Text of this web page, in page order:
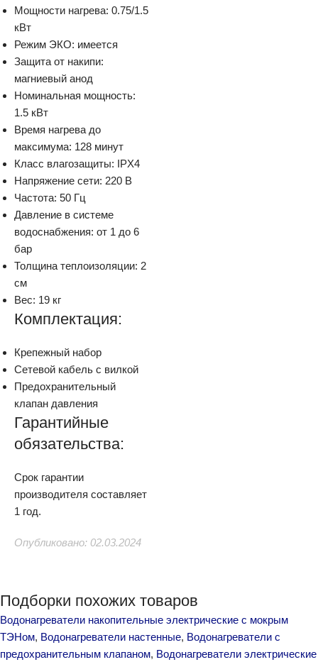
Мощности нагрева: 0.75/1.5
кВт
Режим ЭКО: имеется
Защита от накипи:
магниевый анод
Номинальная мощность:
1.5 кВт
Время нагрева до
максимума: 128 минут
Класс влагозащиты: IPX4
Напряжение сети: 220 В
Частота: 50 Гц
Давление в системе
водоснабжения: от 1 до 6
бар
Толщина теплоизоляции: 2
см
Вес: 19 кг
Комплектация:
Крепежный набор
Сетевой кабель с вилкой
Предохранительный
клапан давления
Гарантийные
обязательства:
Срок гарантии
производителя составляет
1 год.
Опубликовано: 02.03.2024
Подборки похожих товаров
Водонагреватели накопительные электрические с мокрым
ТЭНом, Водонагреватели настенные, Водонагреватели с
предохранительным клапаном, Водонагреватели электрические